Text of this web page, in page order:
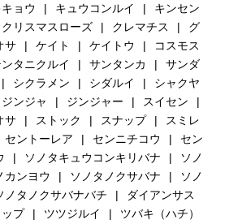
ョウ キュウコンルイ
キンセン
クリスマスローズ クレマチス
グ
サ ケイト ケイトウ
コスモス
タニクルイ サンタンカ
サンダ
シクラメン シダルイ
シャクヤ
ジンジャ ジンジャー
スイセン
サ ストック スナップ
スミレ
セントーレア センニチコウ
セン
ソノタキュウコンキリバナ
ソノ
カンヨウ ソノタノクサバナ
ソノ
ノタノクサバナバチ
ダイアンサス
プ ツツジルイ
ツバキ（ハチ）